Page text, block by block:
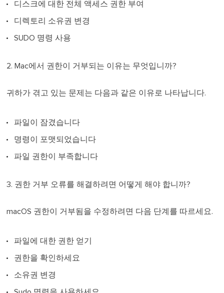
디스크에 대한 전체 액세스 권한 부여
디렉토리 소유권 변경
SUDO 명령 사용
2. Mac에서 권한이 거부되는 이유는 무엇입니까?
귀하가 겪고 있는 문제는 다음과 같은 이유로 나타납니다.
파일이 잠겼습니다
명령이 포맷되었습니다
파일 권한이 부족합니다
3. 권한 거부 오류를 해결하려면 어떻게 해야 합니까?
macOS 권한이 거부됨을 수정하려면 다음 단계를 따르세요.
파일에 대한 권한 얻기
권한을 확인하세요
소유권 변경